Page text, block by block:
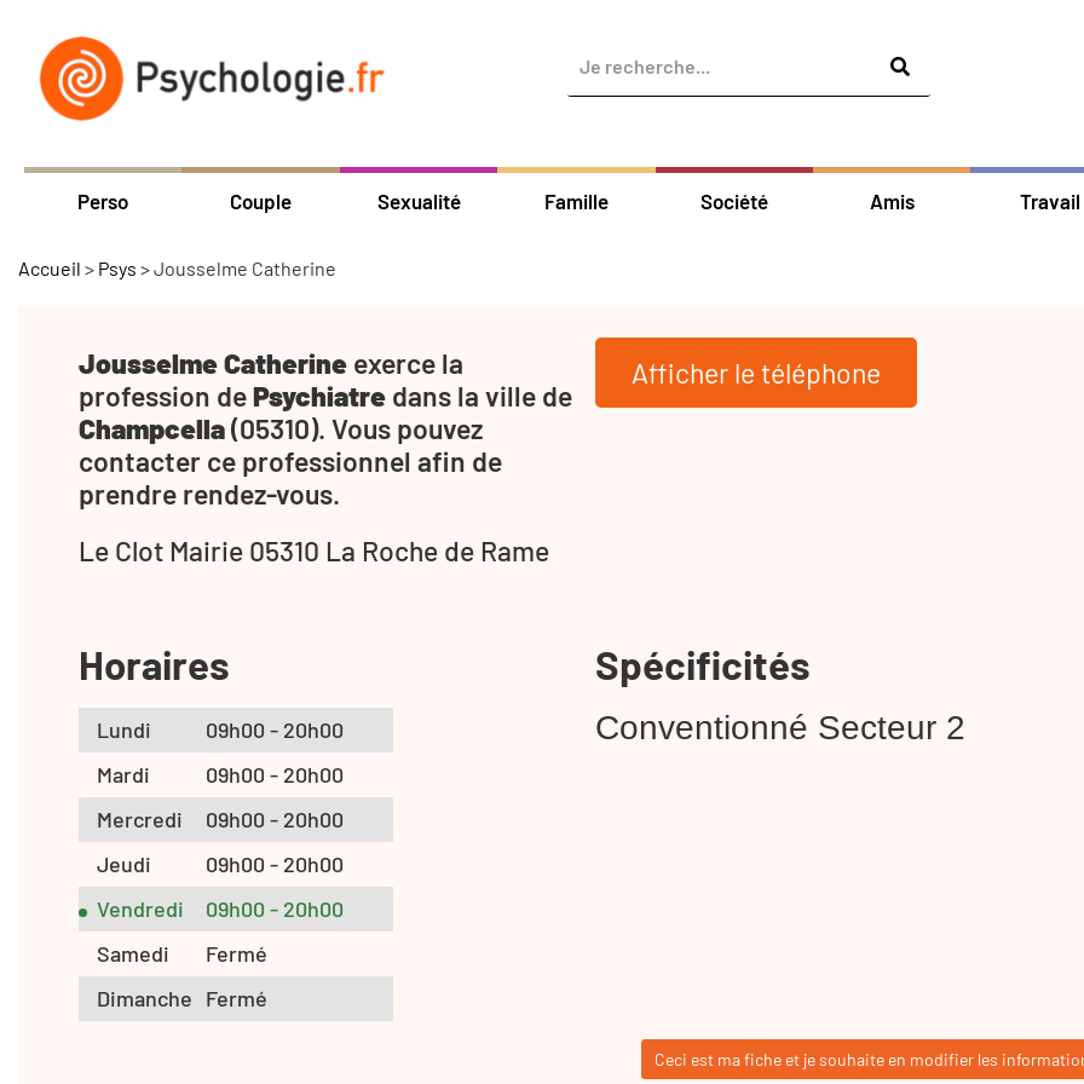
Perso Couple Sexualité Famille Société Amis Travail
Accueil > Psys >Jousselme Catherine
Jousselme Catherine exerce la
profession dePsychiatre dans la ville de
Champcella(05310). Vous pouvez
contacter ce professionnel afin de
prendre rendez-vous.
Le Clot Mairie 05310 La Roche de Rame
Afficher le téléphone
Horaires
Lundi
09h00 - 20h00
Mardi
09h00 - 20h00
Mercredi
09h00 - 20h00
Jeudi
09h00 - 20h00
Vendredi
09h00 - 20h00
Samedi
Fermé
Dimanche Fermé
Spécificités
Conventionné Secteur 2
Ceci est ma fiche et je souhaite en modifier les